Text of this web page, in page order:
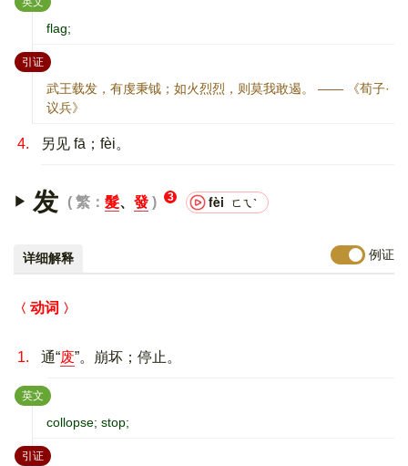
flag;
引证：
武王载发，有虔秉钺；如火烈烈，则莫我敢遏。 —— 《荀子·
议兵》
4. 另见 fā；fèi。
发 繁： 髮、 發 3 fèi ㄈㄟˋ
详细解释 例证
动词
1. 通“废”。崩坏；停止。
英文 ：
collopse; stop;
引证：